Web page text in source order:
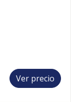
Ver precio